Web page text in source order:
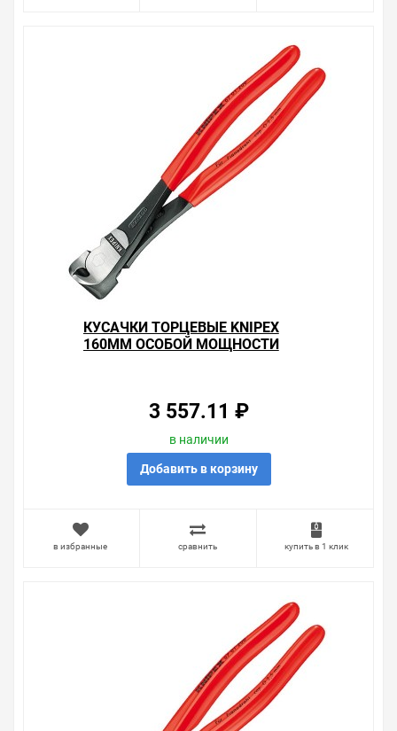
поставщиками, продаем товар от давно
зарекомендовавших себя брендов.
Быстрая доставка в любой город – несколько
вариантов, вы всегда можете выбрать наиболее
удобный. Кусачки торцевые Knipex 130мм
фосфатированные с однокомпонентными рукоятками
, можно получить в пункте выдачи, или заказать
курьерскую доставку до двери. Закажите выгодную
доставку в Ваш город или прямо к вашей двери. Это
удобнее, чем объезжать магазины, тратить время,
выбирать из того, что предлагают, а не покупать то,
что нужно, что хочется.
Брак – это исключение в нашем ассортименте. Если он
соответствии с Законом Российской Федерации «О
защите прав потребителя». Это не значит, что нужно
очень простые. Мы просто заменяем некачественный
товар на то, который соответствует ожиданиям, или
Наличие Кусачки торцевые Knipex 130мм
фосфатированные с однокомпонентными рукоятками
получить консультацию по тому, что мы продаем,
узнать преимущества конкретного товара, получить
информацию об отличительных особенностях товара,
Свяжитесь с нами любым способом, который для вас
наиболее удобен. С удовольствием ответим на все
КУСАЧКИ ТОРЦЕВЫЕ KNIPEX
160ММ ОСОБОЙ МОЩНОСТИ
3 557.11 ₽
в наличии
Добавить в корзину
в избранные сравнить купить в 1 клик